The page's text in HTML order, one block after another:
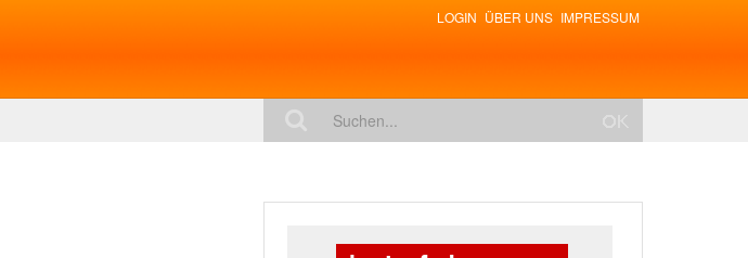
LOGIN ÜBER UNS IMPRESSUM